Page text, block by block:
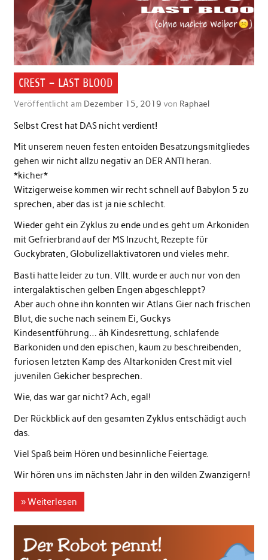
CREST – LAST BLOOD
Veröffentlicht am Dezember 15, 2019 von Raphael
Selbst Crest hat DAS nicht verdient!
Mit unserem neuen festen entoiden Besatzungsmitgliedes
gehen wir nicht allzu negativ an DER ANTI heran.
*kicher*
Witzigerweise kommen wir recht schnell auf Babylon 5 zu
sprechen, aber das ist ja nie schlecht.
Wieder geht ein Zyklus zu ende und es geht um Arkoniden
mit Gefrierbrand auf der MS Inzucht, Rezepte für
Guckybraten, Globulizellaktivatoren und vieles mehr.
Basti hatte leider zu tun. Vllt. wurde er auch nur von den
intergalaktischen gelben Engen abgeschleppt?
Aber auch ohne ihn konnten wir Atlans Gier nach frischen
Blut, die suche nach seinem Ei, Guckys
Kindesentführung… äh Kindesrettung, schlafende
Barkoniden und den epischen, kaum zu beschreibenden,
furiosen letzten Kamp des Altarkoniden Crest mit viel
juvenilen Gekicher besprechen.
Wie, das war gar nicht? Ach, egal!
Der Rückblick auf den gesamten Zyklus entschädigt auch
das.
Viel Spaß beim Hören und besinnliche Feiertage.
Wir hören uns im nächsten Jahr in den wilden Zwanzigern!
» Weiterlesen